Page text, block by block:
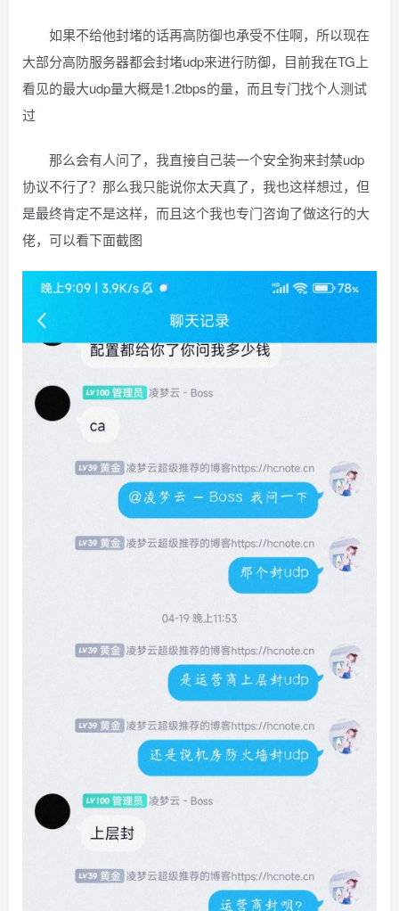
如果不给他封堵的话再高防御也承受不住啊，所以现在
大部分高防服务器都会封堵udp来进行防御，目前我在TG上
看见的最大udp量大概是1.2tbps的量，而且专门找个人测试
过
那么会有人问了，我直接自己装一个安全狗来封禁udp
协议不行了？那么我只能说你太天真了，我也这样想过，但
是最终肯定不是这样，而且这个我也专门咨询了做这行的大
佬，可以看下面截图